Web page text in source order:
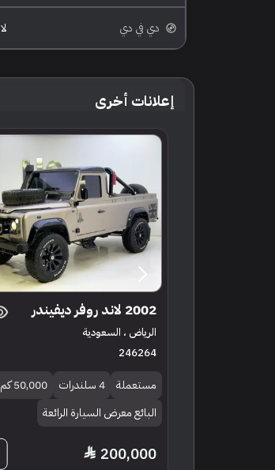
دي في دي لا
إعلانات أخرى
2002 لاند روفر ديفيندر
الرياض ، السعودية
246264
مستعملة 4 سلندرات
50,000 كم
البائع معرض السيارة الرائعة
200,000